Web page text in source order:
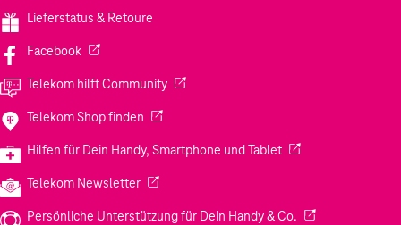
Lieferstatus & Retoure
Facebook(Wird in einem neuen Tab geöffnet)
Telekom hilft Community(Wird in einem neuen Tab geöffnet)
Telekom Shop finden (Wird in einem neuen Tab geöffnet)
Hilfen für Dein Handy, Smartphone und Tablet(Wird in einem
Telekom Newsletter(Wird in einem neuen Tab geöffnet)
Persönliche Unterstützung für Dein Handy & Co. (Wird in einem